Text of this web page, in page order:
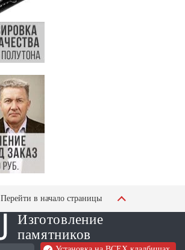
Перейти в начало страницы
Изготовление
памятников